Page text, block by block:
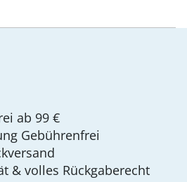
ab 99 €
Gebührenfrei
& volles Rückgaberecht